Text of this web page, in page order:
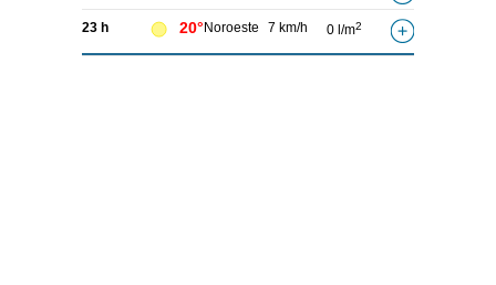
23 h 20° Noroeste 7 km/h 0 l/m2